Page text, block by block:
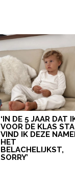
‘IN DE 5 JAAR DAT
VOOR DE KLAS STA
VIND IK DEZE
HET
BELACHELIJKST,
SORRY’